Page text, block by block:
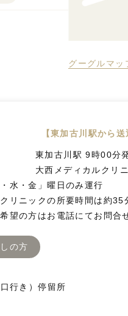
グーグルマッ
【東加古川駅から
東加古川駅 9時00分
大西メディカルクリ
水・金」曜日のみ運行
リニックの所要時間は約35
望の方はお電話にてお問合
の方
行き）停留所